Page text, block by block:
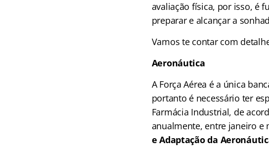
avaliação física, por isso, é
preparar e alcançar a
Vamos te contar com
Aeronáutica
A Força Aérea é a única
portanto é necessário ter
Farmácia Industrial, de
anualmente, entre janeiro e
e Adaptação da